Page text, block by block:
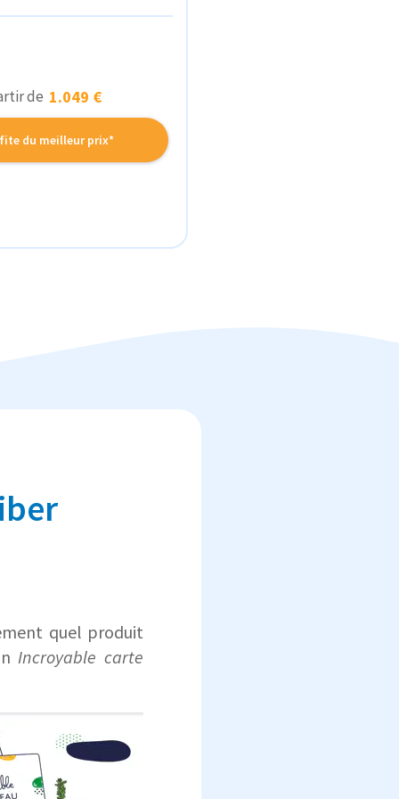
de 1.049 €
du meilleur prix*
quel produit
Incroyable carte